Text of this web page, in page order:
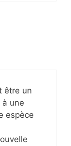
être un
une
espèce